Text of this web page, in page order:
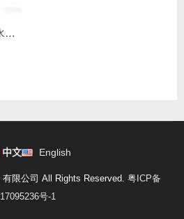
P13蚂蚁阿瓦隆卡斯帕水冷电源线
中文 English
限公司 All Rights Reserved. 粤ICP备
17095236号-1